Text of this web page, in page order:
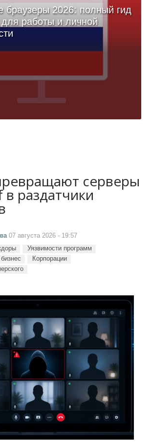
браузеры 2026: полный гид
работы и личной
серверы
раздатчики
07 августа 2026 - 19:57
Уязвимости программ
Корпорации